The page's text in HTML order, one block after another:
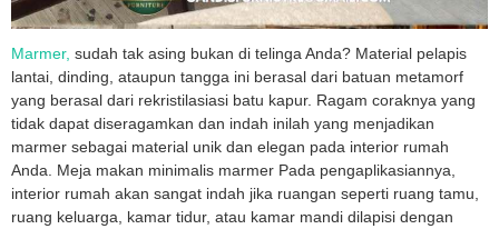
Marmer, sudah tak asing bukan di telinga Anda? Material pelapis
lantai, dinding, ataupun tangga ini berasal dari batuan metamorf
yang berasal dari rekristilasiasi batu kapur. Ragam coraknya yang
tidak dapat diseragamkan dan indah inilah yang menjadikan
marmer sebagai material unik dan elegan pada interior rumah
Anda. Meja makan minimalis marmer Pada pengaplikasiannya,
interior rumah akan sangat indah jika ruangan seperti ruang tamu,
ruang keluarga, kamar tidur, atau kamar mandi dilapisi dengan